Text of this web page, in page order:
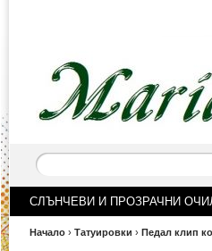
СЛЪНЧЕВИ И ПРОЗРАЧНИ
Начало › Татуировки › Педал клип